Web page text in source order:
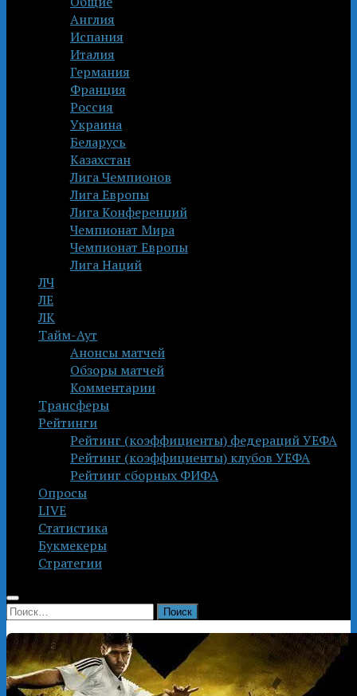
Англия
Испания
Италия
Германия
Франция
Россия
Украина
Беларусь
Казахстан
Лига Чемпионов
Лига Европы
Лига Конференций
Чемпионат Мира
Чемпионат Европы
Лига Наций
ЛЧ
ЛЕ
ЛК
Тайм-Аут
Анонсы матчей
Обзоры матчей
Комментарии
Трансферы
Рейтинги
Рейтинг (коэффициенты) федераций УЕФА
Рейтинг (коэффициенты) клубов УЕФА
Рейтинг сборных ФИФА
Опросы
LIVE
Статистика
Букмекеры
Стратегии
Найти: